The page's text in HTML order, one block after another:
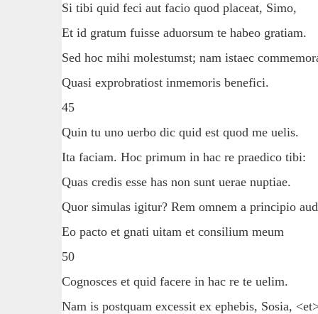
Si tibi quid feci aut facio quod placeat, Simo,
Et id gratum fuisse aduorsum te habeo gratiam.
Sed hoc mihi molestumst; nam istaec
Quasi exprobratiost inmemoris benefici.
45
Quin tu uno uerbo dic quid est quod me uelis.
Ita faciam. Hoc primum in hac re praedico tibi:
Quas credis esse has non sunt uerae nuptiae.
Quor simulas igitur? Rem omnem a principio
Eo pacto et gnati uitam et consilium meum
50
Cognosces et quid facere in hac re te uelim.
Nam is postquam excessit ex ephebis, Sosia,